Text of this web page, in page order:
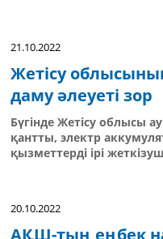
21.10.2022
Жетісу
даму әлеуеті зор
Бүгінде Жетісу облысы
қантты, электр
қызметтерді ірі
20.10.2022
АҚШ-тың еңбек